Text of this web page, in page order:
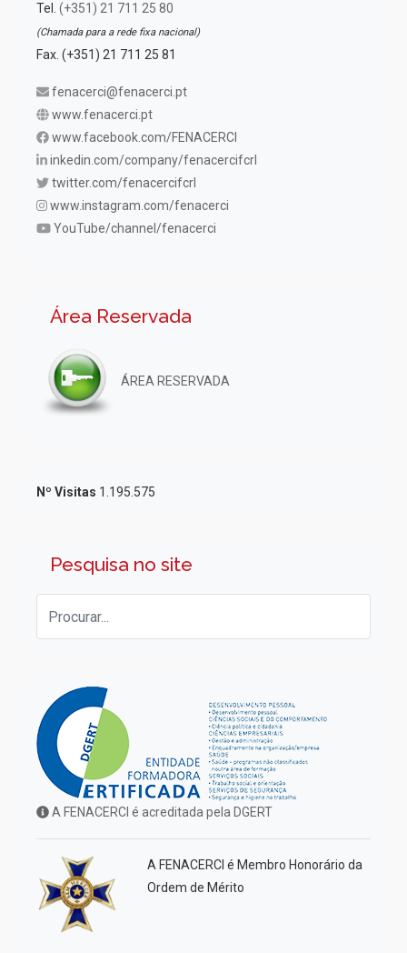
Tel. (+351) 21 711 25 80
(Chamada para a rede fixa nacional)
Fax. (+351) 21 711 25 81
fenacerci@fenacerci.pt
www.fenacerci.pt
www.facebook.com/FENACERCI
inkedin.com/company/fenacercifcrl
twitter.com/fenacercifcrl
www.instagram.com/fenacerci
YouTube/channel/fenacerci
Área Reservada
ÁREA RESERVADA
Nº Visitas 1.195.575
Pesquisa no site
A FENACERCI é acreditada pela DGERT
A FENACERCI é Membro Honorário da
Ordem de Mérito